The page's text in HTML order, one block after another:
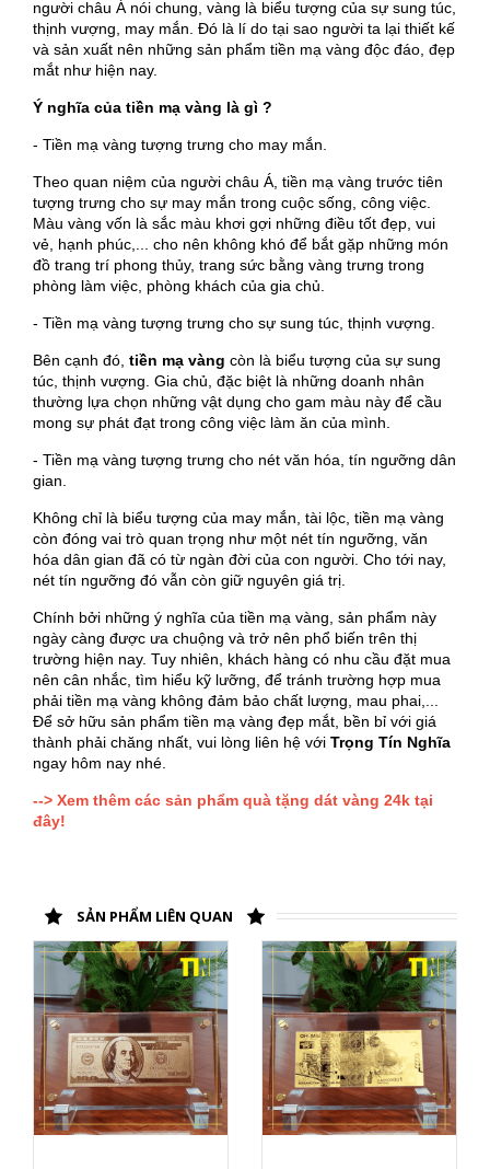
người châu Á nói chung, vàng là biểu tượng của sự sung túc,
thịnh vượng, may mắn. Đó là lí do tại sao người ta lại thiết kế
và sản xuất nên những sản phẩm tiền mạ vàng độc đáo, đẹp
mắt như hiện nay.
Ý nghĩa của tiền mạ vàng là gì ?
- Tiền mạ vàng tượng trưng cho may mắn.
Theo quan niệm của người châu Á, tiền mạ vàng trước tiên
tượng trưng cho sự may mắn trong cuộc sống, công việc.
Màu vàng vốn là sắc màu khơi gợi những điều tốt đẹp, vui
vẻ, hạnh phúc,... cho nên không khó để bắt gặp những món
đồ trang trí phong thủy, trang sức bằng vàng trưng trong
phòng làm việc, phòng khách của gia chủ.
- Tiền mạ vàng tượng trưng cho sự sung túc, thịnh vượng.
Bên cạnh đó, tiền mạ vàng còn là biểu tượng của sự sung
túc, thịnh vượng. Gia chủ, đặc biệt là những doanh nhân
thường lựa chọn những vật dụng cho gam màu này để cầu
mong sự phát đạt trong công việc làm ăn của mình.
- Tiền mạ vàng tượng trưng cho nét văn hóa, tín ngưỡng dân
gian.
Không chỉ là biểu tượng của may mắn, tài lộc, tiền mạ vàng
còn đóng vai trò quan trọng như một nét tín ngưỡng, văn
hóa dân gian đã có từ ngàn đời của con người. Cho tới nay,
nét tín ngưỡng đó vẫn còn giữ nguyên giá trị.
Chính bởi những ý nghĩa của tiền mạ vàng, sản phẩm này
ngày càng được ưa chuộng và trở nên phổ biến trên thị
trường hiện nay. Tuy nhiên, khách hàng có nhu cầu đặt mua
nên cân nhắc, tìm hiểu kỹ lưỡng, để tránh trường hợp mua
phải tiền mạ vàng không đảm bảo chất lượng, mau phai,...
Để sở hữu sản phẩm tiền mạ vàng đẹp mắt, bền bỉ với giá
thành phải chăng nhất, vui lòng liên hệ với Trọng Tín Nghĩa
ngay hôm nay nhé.
--> Xem thêm các sản phẩm quà tặng dát vàng 24k tại
đây!
SẢN PHẨM LIÊN QUAN